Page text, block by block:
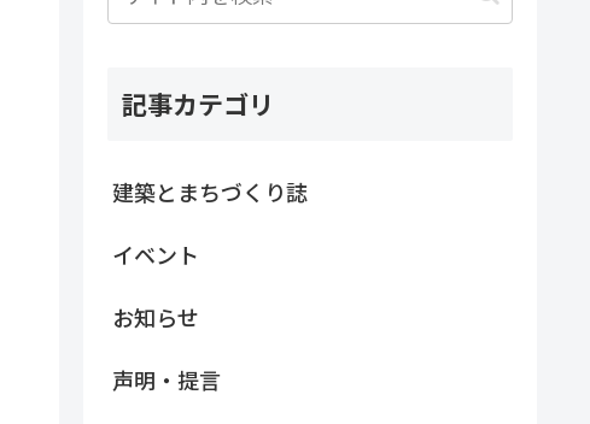
記事カテゴリ
建築とまちづくり誌
イベント
お知らせ
声明・提言